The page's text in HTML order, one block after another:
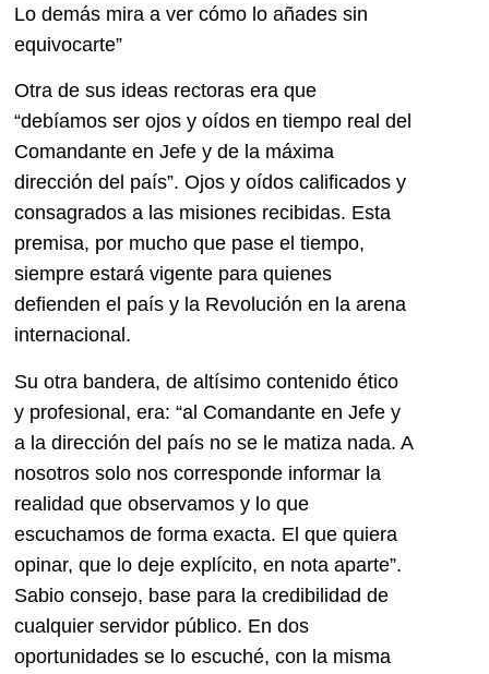
Lo demás mira a ver cómo lo añades sin
equivocarte”
Otra de sus ideas rectoras era que
“debíamos ser ojos y oídos en tiempo real del
Comandante en Jefe y de la máxima
dirección del país”. Ojos y oídos calificados y
consagrados a las misiones recibidas. Esta
premisa, por mucho que pase el tiempo,
siempre estará vigente para quienes
defienden el país y la Revolución en la arena
internacional.
Su otra bandera, de altísimo contenido ético
y profesional, era: “al Comandante en Jefe y
a la dirección del país no se le matiza nada. A
nosotros solo nos corresponde informar la
realidad que observamos y lo que
escuchamos de forma exacta. El que quiera
opinar, que lo deje explícito, en nota aparte”.
Sabio consejo, base para la credibilidad de
cualquier servidor público. En dos
oportunidades se lo escuché, con la misma